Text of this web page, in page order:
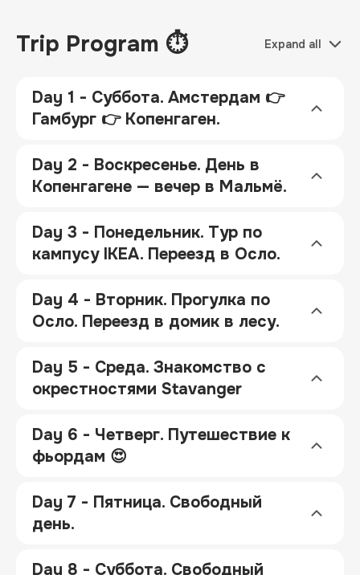
Trip Program ⏱ Expand all
Day 1 - Суббота. Амстердам 👉
Гамбург 👉 Копенгаген.
Day 2 - Воскресенье. День в
Копенгагене — вечер в Мальмё.
Day 3 - Понедельник. Тур по
кампусу IKEA. Переезд в Осло.
Day 4 - Вторник. Прогулка по
Осло. Переезд в домик в лесу.
Day 5 - Среда. Знакомство с
окрестностями Stavanger
Day 6 - Четверг. Путешествие к
фьордам 😍
Day 7 - Пятница. Свободный
день.
Day 8 - Суббота. Свободный